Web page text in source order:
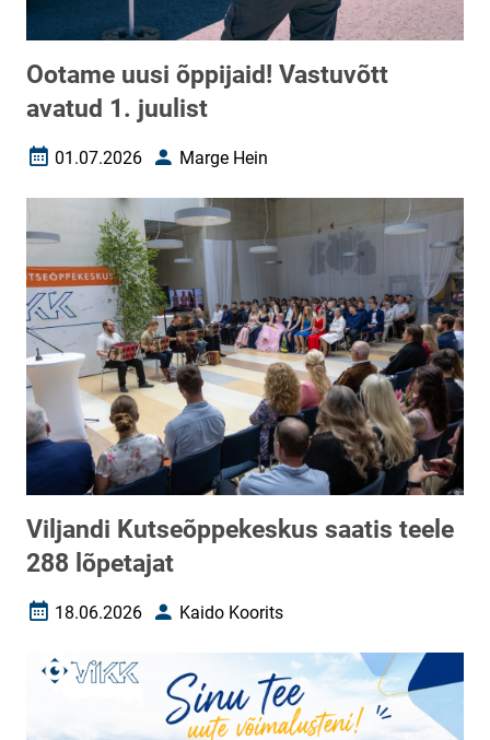
Ootame uusi õppijaid! Vastuvõtt
avatud 1. juulist
Loomise kuupäev
01.07.2026 AutorMarge Hein
Viljandi Kutseõppekeskus saatis teele
288 lõpetajat
Loomise kuupäev
18.06.2026 AutorKaido Koorits